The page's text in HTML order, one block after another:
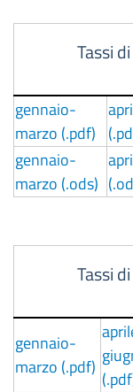
Tassi
gennaio-
marzo (.pdf)
gennaio-
marzo (.ods)
Tassi
gennaio-
marzo (.pdf)